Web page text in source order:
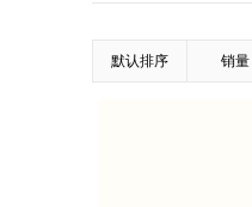
默认排序 销量